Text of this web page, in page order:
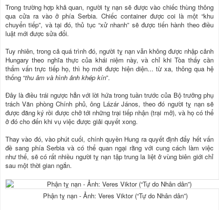
Trong trường hợp khả quan, người tỵ nạn sẽ được vào chiếc thùng thông
qua cửa ra vào ở phía Serbia. Chiếc container được coi là một “khu
chuyển tiếp”, và tại đó, thủ tục “xử nhanh” sẽ được tiến hành theo điều
luật mới được sửa đổi.
Tuy nhiên, trong cả quá trình đó, người tỵ nạn vẫn không được nhập cảnh
Hungary theo nghĩa thực của khái niệm này, và chỉ khi Tòa thấy cần
thẩm vấn trực tiếp họ, thì họ mới được hiện diện... từ xa, thông qua hệ
thống “thu âm và hình ảnh khép kín”.
Đây là điều trái ngược hẳn với lời hứa trong tuần trước của Bộ trưởng phụ
trách Văn phòng Chính phủ, ông Lázár János, theo đó người tỵ nạn sẽ
được đăng ký rồi được chở tới những trại tiếp nhận (trại mở), và họ có thể
ở đó cho đến khi vụ việc được giải quyết xong.
Thay vào đó, vào phút cuối, chính quyền Hung ra quyết định đẩy hết vấn
đề sang phía Serbia và có thể quan ngại rằng với cung cách làm việc
như thế, sẽ có rất nhiều người tỵ nạn tập trung la liệt ở vùng biên giới chỉ
sau một thời gian ngắn.
Phận tỵ nạn - Ảnh: Veres Viktor (“Tự do Nhân dân”)